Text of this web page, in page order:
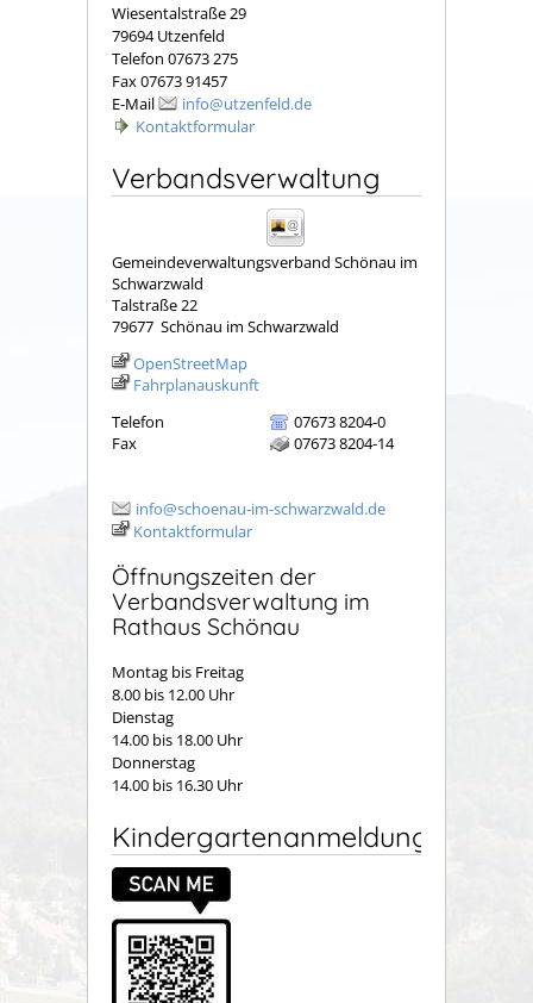
Wiesentalstraße 29
79694 Utzenfeld
Telefon 07673 275
Fax 07673 91457
E-Mail
info@utzenfeld.de
Kontaktformular
Verbandsverwaltung
Gemeindeverwaltungsverband Schönau im
Schwarzwald
Talstraße 22
79677 Schönau im Schwarzwald
OpenStreetMap
Fahrplanauskunft
Telefon
07673 8204-0
Fax
07673 8204-14
info@schoenau-im-schwarzwald.de
Kontaktformular
Öffnungszeiten der
Verbandsverwaltung im
Rathaus Schönau
Montag bis Freitag
8.00 bis 12.00 Uhr
Dienstag
14.00 bis 18.00 Uhr
Donnerstag
14.00 bis 16.30 Uhr
Kindergartenanmeldung